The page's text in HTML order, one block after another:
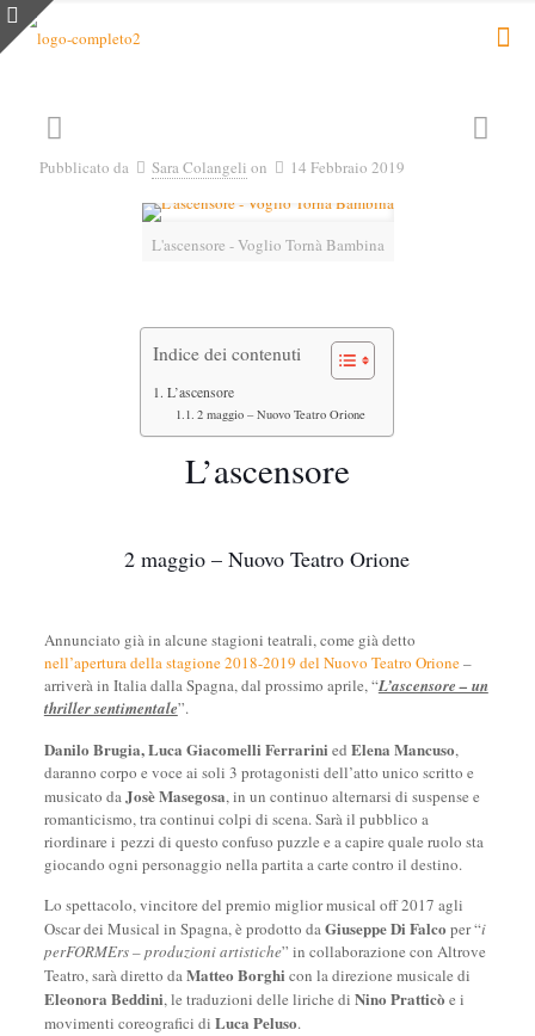
Pubblicato da Sara Colangeli on 14 Febbraio 2019
L'ascensore - Voglio Tornà Bambina
Indice dei contenuti
L’ascensore
2 maggio – Nuovo Teatro Orione
L’ascensore
2 maggio – Nuovo Teatro Orione
Annunciato già in alcune stagioni teatrali, come già detto
nell’apertura della stagione 2018-2019 del Nuovo Teatro Orione–
arriverà in Italia dalla Spagna, dal prossimo aprile, “L’ascensore – un
thriller sentimentale”.
Danilo Brugia, Luca Giacomelli Ferrarini ed Elena Mancuso,
daranno corpo e voce ai soli 3 protagonisti dell’atto unico scritto e
musicato daJosè Masegosa, in un continuo alternarsi di suspense e
romanticismo, tra continui colpi di scena. Sarà il pubblico a
riordinare i pezzi di questo confuso puzzle e a capire quale ruolo sta
giocando ogni personaggio nella partita a carte contro il destino.
Lo spettacolo, vincitore del premio miglior musical off 2017 agli
Oscar dei Musical in Spagna, è prodotto daGiuseppe Di Falco per “i
perFORMErs – produzioni artistiche” in collaborazione con Altrove
Teatro, sarà diretto daMatteo Borghi con la direzione musicale di
Eleonora Beddini, le traduzioni delle liriche di Nino Pratticò e i
movimenti coreografici di Luca Peluso.